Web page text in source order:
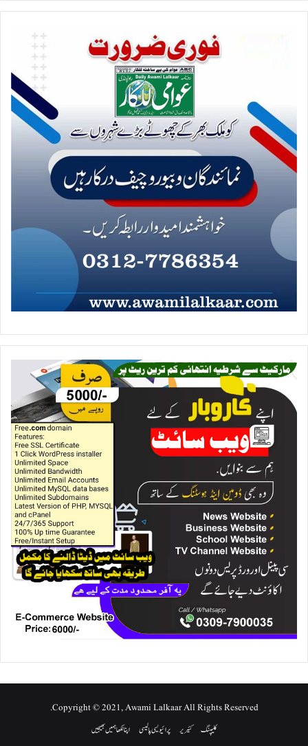
Copyright © 2021, Awami Lalkaar All Rights Reserved.
کلیپنگ
کئیریر پرائیویسی پالیسی اپنا لکھا ہمیں بھیجیں